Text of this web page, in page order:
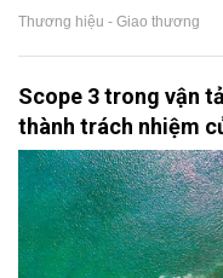
Thương hiệu - Giao thương
Scope 3 trong vận
thành trách nhiệm